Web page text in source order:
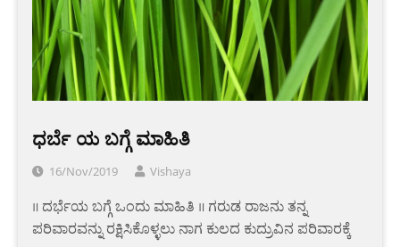
ಧರ್ಬೆ ಯ ಬಗ್ಗೆ ಮಾಹಿತಿ
16/Nov/2019 Vishaya
॥ ದರ್ಭೆಯ ಬಗ್ಗೆ ಒಂದು ಮಾಹಿತಿ ॥ ಗರುಡ ರಾಜನು ತನ್ನ
ಪರಿವಾರವನ್ನು ರಕ್ಷಿಸಿಕೊಳ್ಳಲು ನಾಗ ಕುಲದ ಕುದ್ರುವಿನ ಪರಿವಾರಕ್ಕೆ